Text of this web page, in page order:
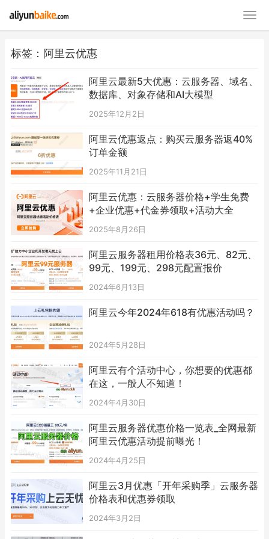
标签：阿里云优惠
阿里云最新5大优惠：云服务器、域名、
数据库、对象存储和AI大模型
2025年12月2日
阿里云优惠返点：购买云服务器返40%
订单金额
2025年11月21日
阿里云优惠：云服务器价格+学生免费
+企业优惠+代金券领取+活动大全
2025年8月26日
阿里云服务器租用价格表36元、82元、
99元、199元、298元配置报价
2024年6月13日
阿里云今年2024年618有优惠活动吗？
2024年5月28日
阿里云有个活动中心，你想要的优惠都
在这，一般人不知道！
2024年4月30日
阿里云服务器优惠价格一览表_全网最新
阿里云优惠活动提前曝光！
2024年4月25日
阿里云3月优惠「开年采购季」云服务器
价格表和优惠券领取
2024年3月2日